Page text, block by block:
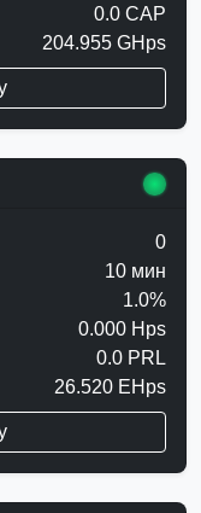
0.0 CAP
204.955 GHps
0
10 мин
1.0%
0.000 Hps
0.0 PRL
26.520 EHps